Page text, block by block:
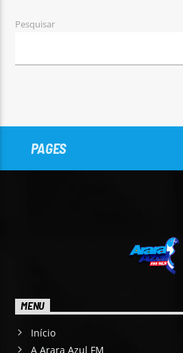
Pesquisar
PAGES
MENU
Início
A Arara Azul FM